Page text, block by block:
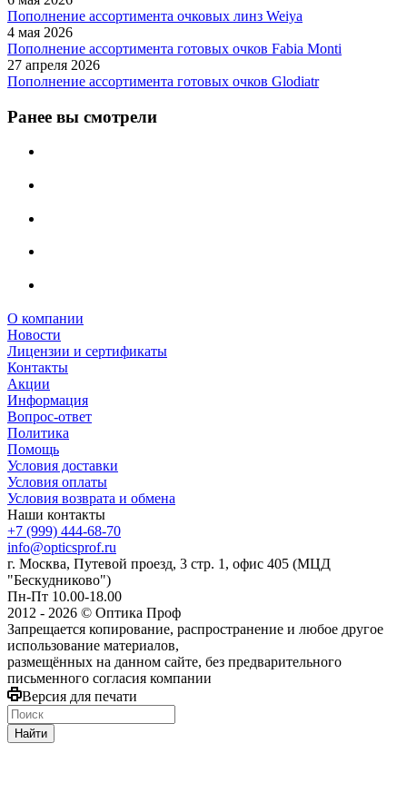
Пополнение ассортимента очковых линз Weiya
4 мая 2026
Пополнение ассортимента готовых очков Fabia Monti
27 апреля 2026
Пополнение ассортимента готовых очков Glodiatr
Ранее вы смотрели
О компании
Новости
Лицензии и сертификаты
Контакты
Акции
Информация
Вопрос-ответ
Политика
Помощь
Условия доставки
Условия оплаты
Условия возврата и обмена
Наши контакты
+7 (999) 444-68-70
info@opticsprof.ru
г. Москва, Путевой проезд, 3 стр. 1, офис 405 (МЦД
"Бескудниково")
Пн-Пт 10.00-18.00
2012 - 2026 © Оптика Проф
Запрещается копирование, распространение и любое другое
использование материалов,
размещённых на данном сайте, без предварительного
письменного согласия компании
Версия для печати
Найти